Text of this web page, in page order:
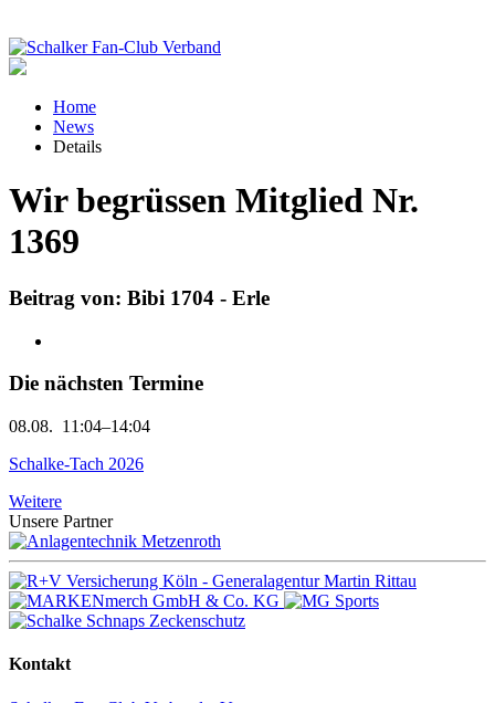
Home
News
Details
Wir begrüssen Mitglied Nr.
1369
Beitrag von: Bibi 1704 - Erle
Die nächsten Termine
08.08. 11:04–14:04
Schalke-Tach 2026
Weitere
Unsere Partner
Kontakt